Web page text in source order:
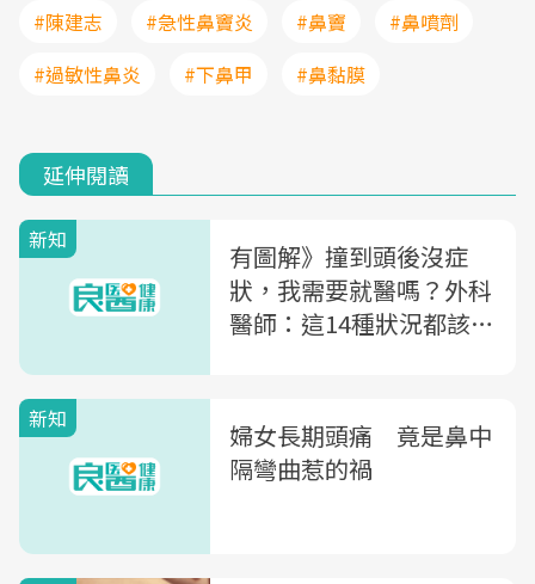
#陳建志 #急性鼻竇炎 #鼻竇
#鼻噴劑
#過敏性鼻炎
#下鼻甲 #鼻黏膜
延伸閱讀
新知
有圖解》撞到頭後沒症
狀，我需要就醫嗎？外科
醫師：這14種狀況都該馬
新知
婦女長期頭痛 竟是鼻中
隔彎曲惹的禍